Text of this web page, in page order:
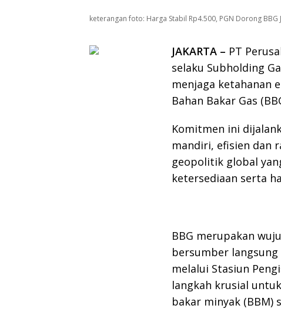
keterangan foto: Harga Stabil Rp4.500, PGN Dorong
JAKARTA – PT
selaku Subholding
menjaga ketahanan
Bahan Bakar Gas
Komitmen ini
mandiri, efisien dan
geopolitik global
ketersediaan serta
BBG merupakan
bersumber
melalui Stasiun
langkah krusial
bakar minyak (BBM)